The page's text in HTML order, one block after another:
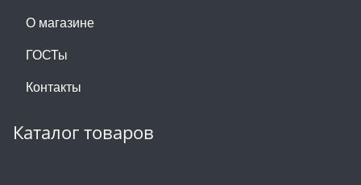
О магазине
ГОСТы
Контакты
Каталог товаров